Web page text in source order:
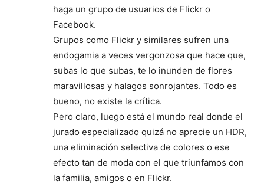
haga un grupo de usuarios de Flickr o
Facebook.
Grupos como Flickr y similares sufren una
endogamia a veces vergonzosa que hace que,
subas lo que subas, te lo inunden de flores
maravillosas y halagos sonrojantes. Todo es
bueno, no existe la crítica.
Pero claro, luego está el mundo real donde el
jurado especializado quizá no aprecie un HDR,
una eliminación selectiva de colores o ese
efecto tan de moda con el que triunfamos con
la familia, amigos o en Flickr.